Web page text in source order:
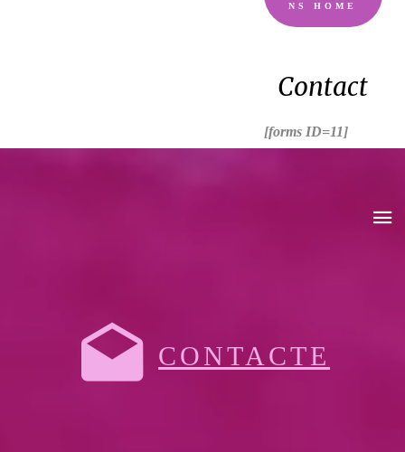
NS HOME
Contact
[forms ID=11]
CONTACTE